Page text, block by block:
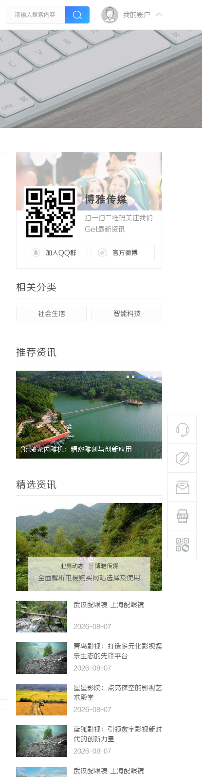
我的账户
博雅传媒
扫一扫二维码关注我们
Get最新资讯
加入QQ群 官方微博
相关分类
社会生活 智能科技
推荐资讯
3d激光内雕机：精密雕刻与创新应用 革新驱动
的风向标
精选资讯
业界动态 | 博雅传媒
全面解析电棍购买网站选择及使用
指南，保障安全与合法性
武汉配眼镜 上海配眼镜
2026-08-07
青鸟影视：打造多元化影视娱
乐生态的先锋平台
2026-08-07
星星影院：点亮夜空的影视艺
术殿堂
2026-08-07
蓝狐影视：引领数字影视新时
代的创新力量
2026-08-07
武汉配眼镜 上海配眼镜